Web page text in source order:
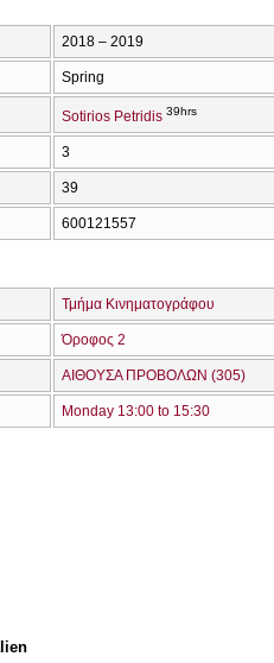
2018 – 2019
Spring
Sotirios Petridis 39hrs
3
39
600121557
Τμήμα Κινηματογράφου
Όροφος 2
ΑΙΘΟΥΣΑ ΠΡΟΒΟΛΩΝ (305)
Monday 13:00 to 15:30